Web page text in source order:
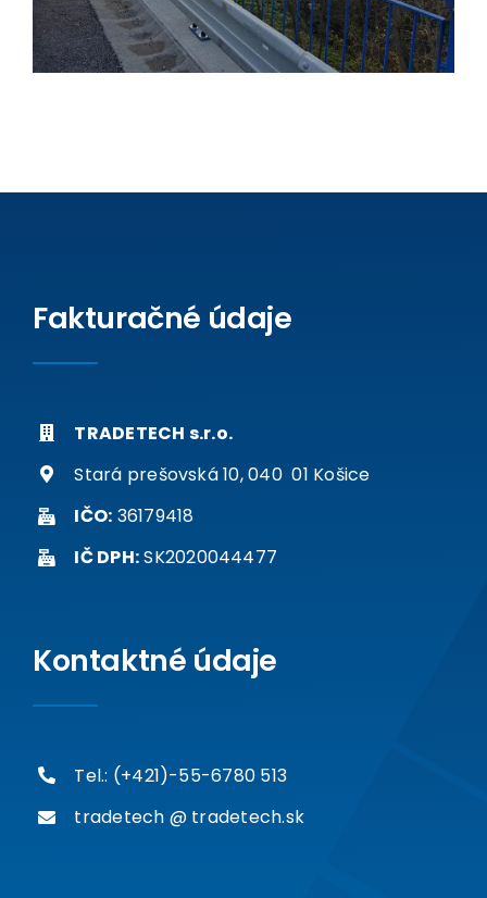
Fakturačné údaje
TRADETECH s.r.o.
Stará prešovská 10, 040 01 Košice
IČO: 36179418
IČ DPH:SK2020044477
Kontaktné údaje
Tel.: (+421)-55-6780 513
tradetech @ tradetech.sk